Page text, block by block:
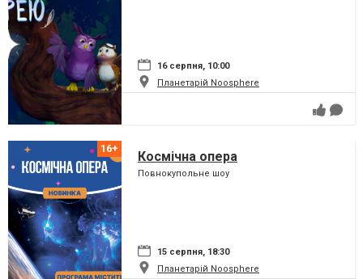
16 серпня, 10:00
Планетарій Noosphere
Космічна опера
Повнокупольне шоу
15 серпня, 18:30
Планетарій Noosphere